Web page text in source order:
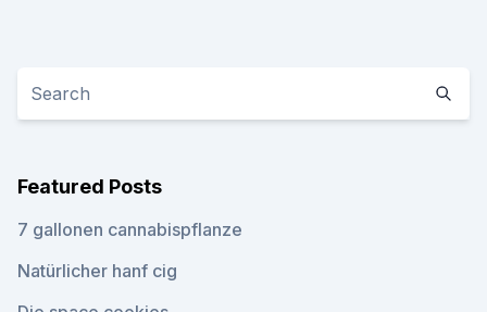
Featured Posts
7 gallonen cannabispflanze
Natürlicher hanf cig